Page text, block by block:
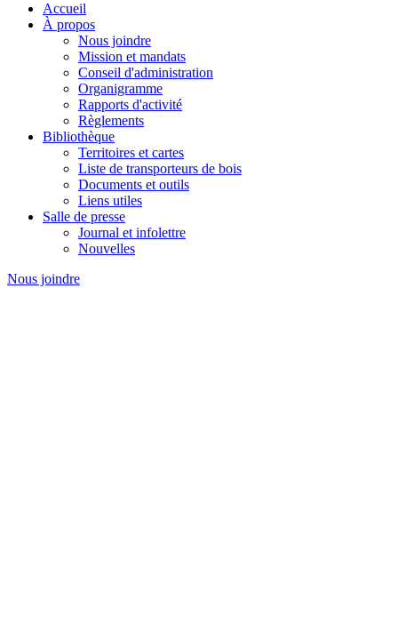
Accueil
À propos
Nous joindre
Mission et mandats
Conseil d'administration
Organigramme
Rapports d'activité
Règlements
Bibliothèque
Territoires et cartes
Liste de transporteurs de bois
Documents et outils
Liens utiles
Salle de presse
Journal et infolettre
Nouvelles
Nous joindre